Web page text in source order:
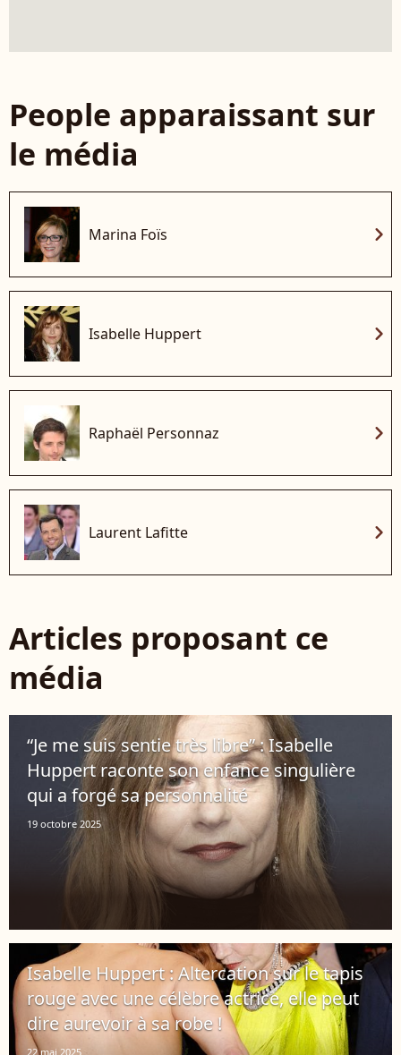
People apparaissant sur
le média
Marina Foïs chevron_right
Isabelle Huppert chevron_right
Raphaël Personnaz chevron_right
Laurent Lafitte chevron_right
Articles proposant ce
média
“Je me suis sentie très libre” : Isabelle
Huppert raconte son enfance singulière
qui a forgé sa personnalité
19 octobre 2025
Isabelle Huppert : Altercation sur le tapis
rouge avec une célèbre actrice, elle peut
dire aurevoir à sa robe !
22 mai 2025